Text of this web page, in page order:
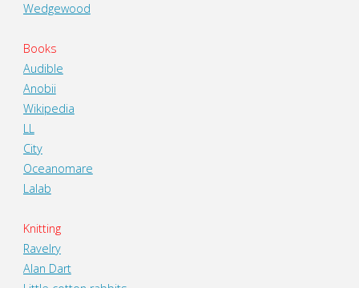
Wedgewood
Books
Audible
Anobii
Wikipedia
LL
City
Oceanomare
Lalab
Knitting
Ravelry
Alan Dart